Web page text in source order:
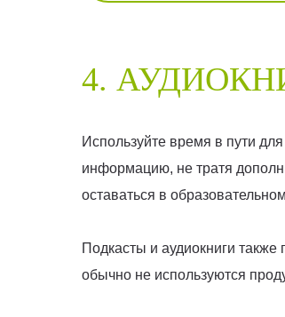
4.
Используйте время в пути
информацию, не тратя
оставаться в
Подкасты и аудиокниги
обычно не используются